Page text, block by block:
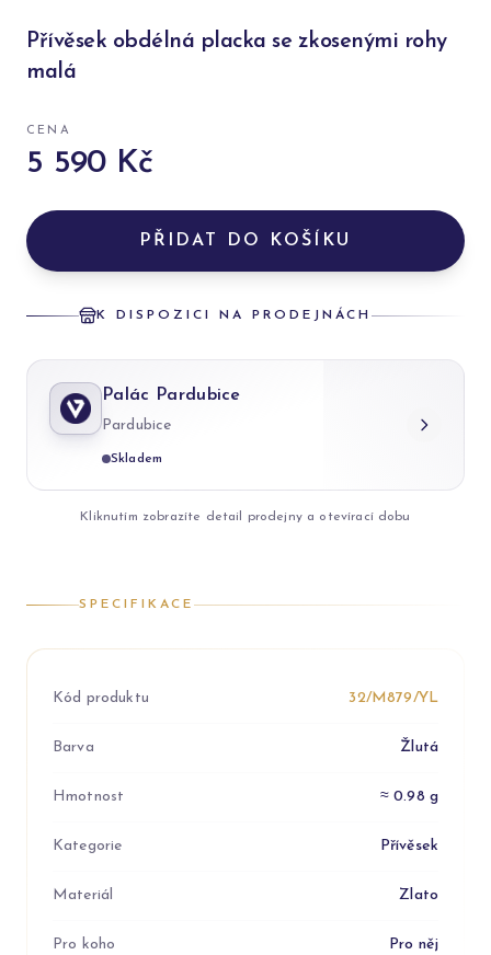
Přívěsek obdélná placka se zkosenými rohy
malá
CENA
5 590 Kč
PŘIDAT DO KOŠÍKU
K DISPOZICI NA PRODEJNÁCH
Palác Pardubice
Pardubice
Skladem
Kliknutím zobrazíte detail prodejny a otevírací dobu
SPECIFIKACE
Kód produktu 32/M879/YL
Barva Žlutá
Hmotnost ≈ 0.98 g
Kategorie Přívěsek
Materiál Zlato
Pro koho Pro něj